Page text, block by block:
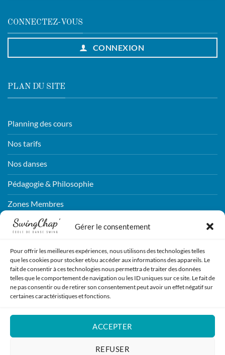
Gérer le consentement
Pour offrir les meilleures expériences, nous utilisons des technologies telles
que les cookies pour stocker et/ou accéder aux informations des appareils. Le
fait de consentir à ces technologies nous permettra de traiter des données
telles que le comportement de navigation ou les ID uniques sur ce site. Le fait de
ne pas consentir ou de retirer son consentement peut avoir un effet négatif sur
certaines caractéristiques et fonctions.
ACCEPTER
REFUSER
CONNECTEZ-VOUS
CONNEXION
PLAN DU SITE
Planning des cours
Nos tarifs
Nos danses
Pédagogie & Philosophie
Zones Membres
Connexion
CONTACTEZ-NOUS !
ENVOYEZ NOUS UN MESSAGE !
REJOIGNEZ-NOUS !
S'INSCRIRE